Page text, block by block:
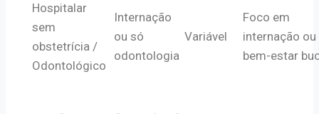
Hospitalar
sem
obstetrícia /
Odontológico
Internação
ou só
odontologia
Variável
Foco em
internação ou
bem-estar